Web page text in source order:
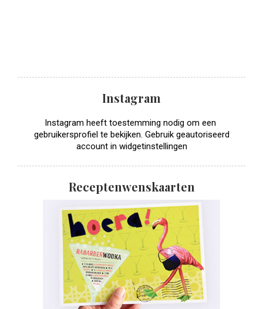
Instagram
Instagram heeft toestemming nodig om een ​​
gebruikersprofiel te bekijken. Gebruik geautoriseerd
account in widgetinstellingen
Receptenwenskaarten